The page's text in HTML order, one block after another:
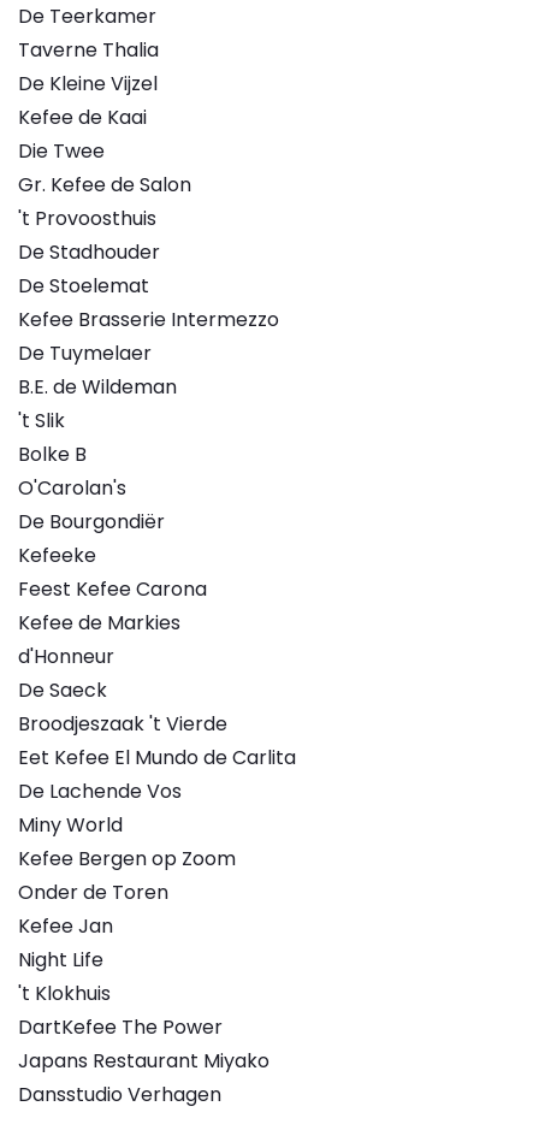
De Teerkamer
Taverne Thalia
De Kleine Vijzel
Kefee de Kaai
Die Twee
Gr. Kefee de Salon
't Provoosthuis
De Stadhouder
De Stoelemat
Kefee Brasserie Intermezzo
De Tuymelaer
B.E. de Wildeman
't Slik
Bolke B
O'Carolan's
De Bourgondiër
Kefeeke
Feest Kefee Carona
Kefee de Markies
d'Honneur
De Saeck
Broodjeszaak 't Vierde
Eet Kefee El Mundo de Carlita
De Lachende Vos
Miny World
Kefee Bergen op Zoom
Onder de Toren
Kefee Jan
Night Life
't Klokhuis
DartKefee The Power
Japans Restaurant Miyako
Dansstudio Verhagen